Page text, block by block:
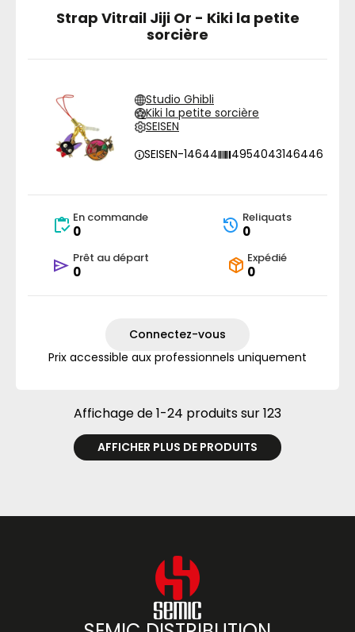
Strap Vitrail Jiji Or - Kiki la petite
sorcière
Studio Ghibli
Kiki la petite sorcière
SEISEN
SEISEN-14644
4954043146446
En commande
0
Reliquats
0
Prêt au départ
0
Expédié
0
Connectez-vous
Prix accessible aux professionnels uniquement
Affichage de 1-24 produits sur 123
AFFICHER PLUS DE PRODUITS